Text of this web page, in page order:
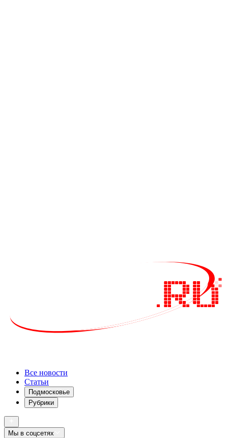
Все новости
Статьи
Подмосковье
Рубрики
Мы в соцсетях